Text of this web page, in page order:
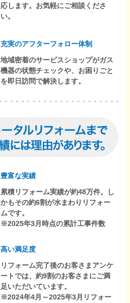
応します。お気軽にご相談くださ
い。
充実のアフターフォロー体制
地域密着のサービスショップがガス
機器の状態チェックや、お困りごと
を即日訪問で解決します。
豊富な実績
累積リフォーム実績が約48万件。し
かもその約6割が水まわりリフォー
ムです。
※2025年3月時点の累計工事件数
高い満足度
リフォーム完了後のお客さまアンケ
ートでは、約9割のお客さまにご満
足いただいています。
※2024年4月～2025年3月リフォー